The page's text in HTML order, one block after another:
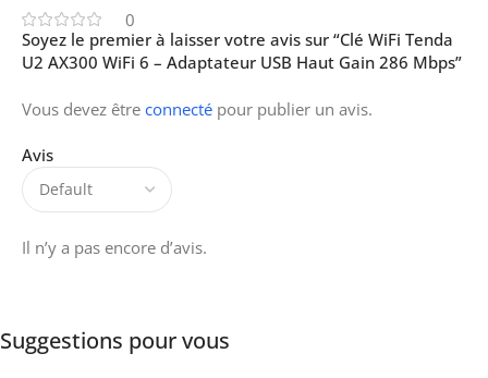
0
Avis
Il n’y a pas encore d’avis.
Soyez le premier à laisser votre avis sur “Clé WiFi Tenda
U2 AX300 WiFi 6 – Adaptateur USB Haut Gain 286 Mbps”
Vous devez être connecté pour publier un avis.
Suggestions pour vous